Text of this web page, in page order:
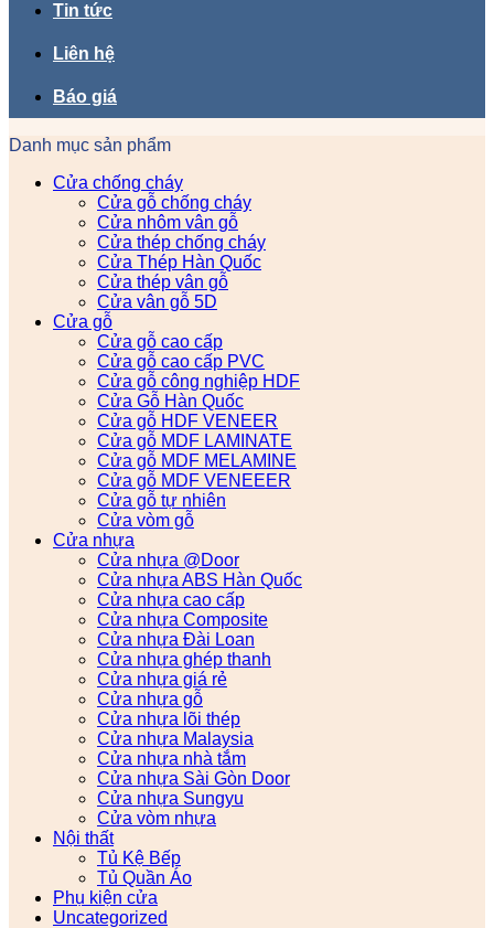
Tin tức
Liên hệ
Báo giá
Danh mục sản phẩm
Cửa chống cháy
Cửa gỗ chống cháy
Cửa nhôm vân gỗ
Cửa thép chống cháy
Cửa Thép Hàn Quốc
Cửa thép vân gỗ
Cửa vân gỗ 5D
Cửa gỗ
Cửa gỗ cao cấp
Cửa gỗ cao cấp PVC
Cửa gỗ công nghiệp HDF
Cửa Gỗ Hàn Quốc
Cửa gỗ HDF VENEER
Cửa gỗ MDF LAMINATE
Cửa gỗ MDF MELAMINE
Cửa gỗ MDF VENEEER
Cửa gỗ tự nhiên
Cửa vòm gỗ
Cửa nhựa
Cửa nhựa @Door
Cửa nhựa ABS Hàn Quốc
Cửa nhựa cao cấp
Cửa nhựa Composite
Cửa nhựa Đài Loan
Cửa nhựa ghép thanh
Cửa nhựa giá rẻ
Cửa nhựa gỗ
Cửa nhựa lõi thép
Cửa nhựa Malaysia
Cửa nhựa nhà tắm
Cửa nhựa Sài Gòn Door
Cửa nhựa Sungyu
Cửa vòm nhựa
Nội thất
Tủ Kệ Bếp
Tủ Quần Áo
Phụ kiện cửa
Uncategorized